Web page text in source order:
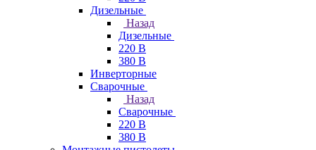
Дизельные
Назад
Дизельные
220 В
380 В
Инверторные
Сварочные
Назад
Сварочные
220 В
380 В